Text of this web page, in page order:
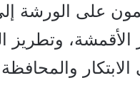
على الورشة
الأقمشة،
الابتكار